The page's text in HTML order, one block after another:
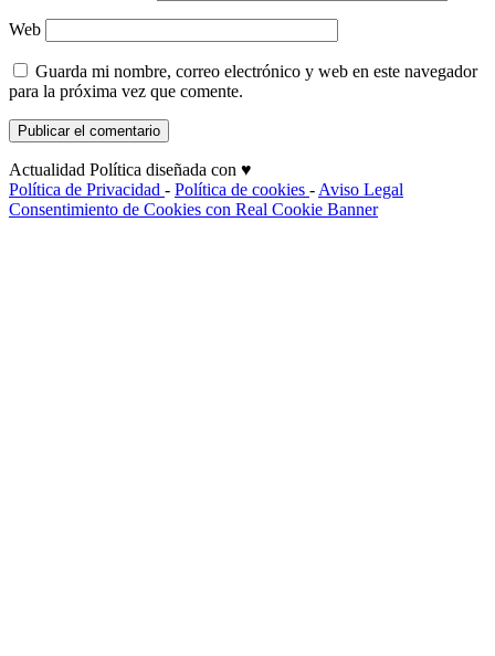
Web
Guarda mi nombre, correo electrónico y web en este navegador
para la próxima vez que comente.
Actualidad Política diseñada con ♥
Política de Privacidad - Política de cookies - Aviso Legal
Consentimiento de Cookies con Real Cookie Banner